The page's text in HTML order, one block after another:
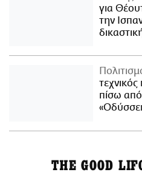
για
την
πίσω
THE GOOD